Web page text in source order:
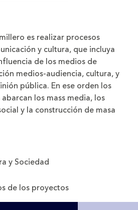
es realizar procesos
y cultura, que incluya
de los medios de
medios-audiencia, cultura, y
pública. En ese orden los
los mass media, los
y la construcción de masa
y Sociedad
de los proyectos